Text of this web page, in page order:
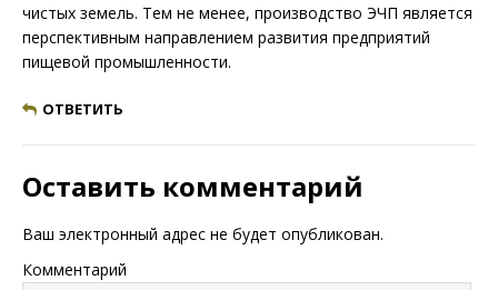
чистых земель. Тем не менее, производство ЭЧП является
перспективным направлением развития предприятий
пищевой промышленности.
ОТВЕТИТЬ
Оставить комментарий
Ваш электронный адрес не будет опубликован.
Комментарий